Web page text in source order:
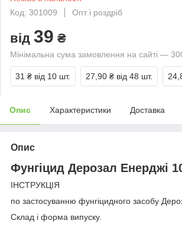
Код: 301009
Опт і роздріб
від 39 ₴
Мінімальна сума замовлення на сайті —
31 ₴ від 10 шт. 27,90 ₴ від 48 шт.
Опис Характеристики Доставка
Опис
Фунгіцид Дерозал Енерджі
ІНСТРУКЦІЯ
по застосуванню фунгіцидного засобу
Склад і форма випуску.